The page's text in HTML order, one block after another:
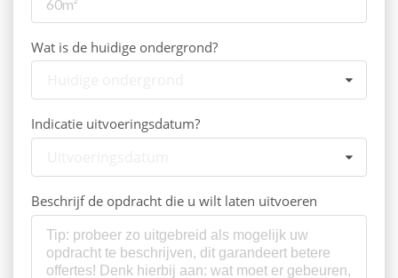
Wat is de huidige ondergrond?
Indicatie uitvoeringsdatum?
Beschrijf de opdracht die u wilt laten uitvoeren